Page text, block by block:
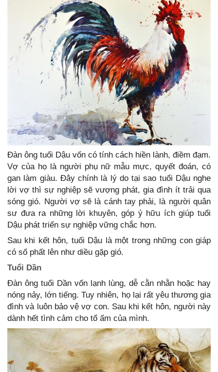
Đàn ông tuổi Dậu vốn có tính cách hiền lành, điềm đạm.
Vợ của họ là người phụ nữ mẫu mực, quyết đoán, có
gan làm giàu. Đây chính là lý do tại sao tuổi Dậu nghe
lời vợ thì sự nghiệp sẽ vượng phát, gia đình ít trải qua
sóng gió. Người vợ sẽ là cánh tay phải, là người quân
sư đưa ra những lời khuyên, góp ý hữu ích giúp tuổi
Dậu phát triển sự nghiệp vững chắc hơn.
Sau khi kết hôn, tuổi Dậu là một trong những con giáp
có số phất lên như diều gặp gió.
Tuổi Dần
Đàn ông tuổi Dần vốn lạnh lùng, dễ cằn nhằn hoặc hay
nóng nảy, lớn tiếng. Tuy nhiên, họ lại rất yêu thương gia
đình và luôn bảo vệ vợ con. Sau khi kết hôn, người này
dành hết tình cảm cho tổ ấm của mình.